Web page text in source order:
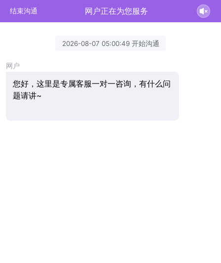
结束沟通 网户正在为您服务
2026-08-07 05:00:49 开始沟通
网户
您好，这里是专属客服一对一咨询，有什么问
题请讲~